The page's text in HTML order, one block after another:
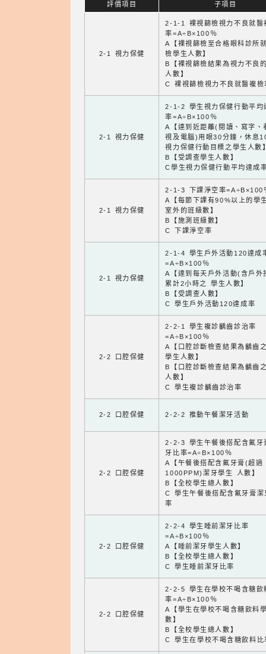
評價項目 子項目
2-1 視力保健
2-1-1 裸視篩檢視力不良就醫
率=A÷B×100％
A【裸視篩檢至合格眼科診所
檢學生人數】
B【裸視篩檢結果為視力不良
人數】
C 裸視篩檢視力不良就醫複檢
2-1 視力保健
2-1-2 學生視力保健行動平均
率=A÷B×100％
A【達到近距離(閱讀、寫字、
視及電腦)用眼30分鐘，休息
視力保健行動目標之學生人數
B【受調查學生人數】
C學生視力保健行動平均達成
2-1 視力保健
2-1-3 下課淨空率=A÷B×100
A【每節下課有90%以上的學
室外的班級數】
B【施測班級數】
C 下課淨空率
2-1 視力保健
2-1-4 學生戶外活動120達成
=A÷B×100％
A【達到每天戶外活動(含戶外
累計2小時之 學生人數】
B【受調查人數】
C 學生戶外活動120達成率
2-2 口腔保健
2-2-1 學生複診齲齒診治率
=A÷B×100％
A【口腔診斷檢查結果為齲齒
學生人數】
B【口腔診斷檢查結果為齲齒
人數】
C 學生複診齲齒診治率
2-2 口腔保健 2-2-2 推動午餐潔牙活動
2-2 口腔保健
2-2-3 學生午餐後搭配含氟牙
牙比率=A÷B×100％
A【午餐後搭配含氟牙膏(超過
1000PPM)潔牙學生 人數】
B【全校學生總人數】
C 學生午餐後搭配含氟牙膏潔
率
2-2 口腔保健
2-2-4 學生睡前潔牙比率
=A÷B×100％
A【睡前潔牙學生人數】
B【全校學生總人數】
C 學生睡前潔牙比率
2-2 口腔保健
2-2-5 學生在學校不喝含糖飲
率=A÷B×100％
A【學生在學校不喝含糖飲料
數】
B【全校學生總人數】
C 學生在學校不喝含糖飲料比